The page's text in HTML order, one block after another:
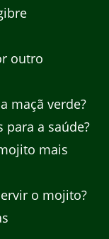
outro
maçã verde?
para a saúde?
mais
o mojito?